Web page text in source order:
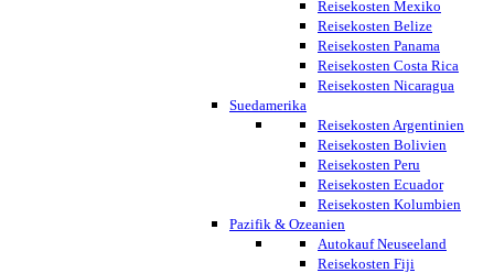
Reisekosten Mexiko
Reisekosten Belize
Reisekosten Panama
Reisekosten Costa Rica
Reisekosten Nicaragua
Suedamerika
Reisekosten Argentinien
Reisekosten Bolivien
Reisekosten Peru
Reisekosten Ecuador
Reisekosten Kolumbien
Pazifik & Ozeanien
Autokauf Neuseeland
Reisekosten Fiji